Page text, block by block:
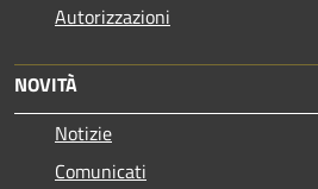
Autorizzazioni
NOVITÀ
Notizie
Comunicati